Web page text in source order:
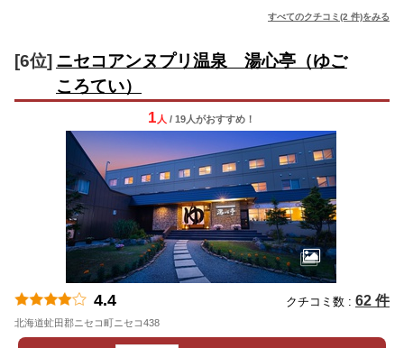
すべてのクチコミ(2 件)をみる
[6位] ニセコアンヌプリ温泉 湯心亭（ゆご
ころてい）
1 人 / 19人がおすすめ！
4.4 クチコミ数 : 62 件
北海道虻田郡ニセコ町ニセコ438